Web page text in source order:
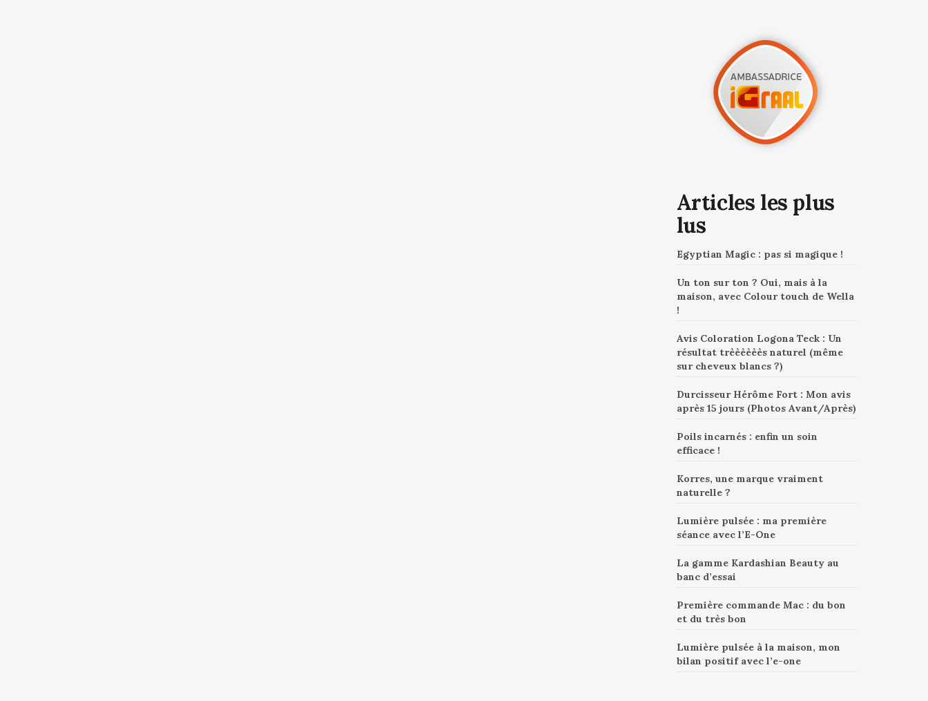
Articles les plus
lus
Egyptian Magic : pas si magique !
Un ton sur ton ? Oui, mais à la
maison, avec Colour touch de Wella
!
Avis Coloration Logona Teck : Un
résultat trèèèèèès naturel (même
sur cheveux blancs ?)
Durcisseur Hérôme Fort : Mon avis
après 15 jours (Photos Avant/Après)
Poils incarnés : enfin un soin
efficace !
Korres, une marque vraiment
naturelle ?
Lumière pulsée : ma première
séance avec l’E-One
La gamme Kardashian Beauty au
banc d’essai
Première commande Mac : du bon
et du très bon
Lumière pulsée à la maison, mon
bilan positif avec l’e-one